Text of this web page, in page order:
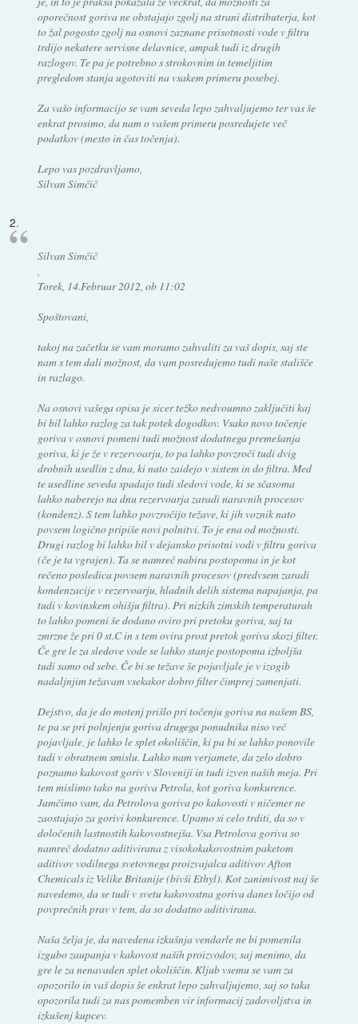
oporečnost goriva ne obstajajo zgolj na strani distributerja, kot
to žal pogosto zgolj na osnovi zaznane prisotnosti vode v filtru
trdijo nekatere servisne delavnice, ampak tudi iz drugih
razlogov. Te pa je potrebno s strokovnim in temeljitim
pregledom stanja ugotoviti na vsakem primeru posebej.
Za vašo informacijo se vam seveda lepo zahvaljujemo ter vas še
enkrat prosimo, da nam o vašem primeru posredujete več
podatkov (mesto in čas točenja).
Lepo vas pozdravljamo,
Silvan Simčič
2.
Silvan Simčič
,
Torek, 14.Februar 2012, ob 11:02
Spoštovani,
takoj na začetku se vam moramo zahvaliti za vaš dopis, saj ste
nam s tem dali možnost, da vam posredujemo tudi naše stališče
in razlago.
Na osnovi vašega opisa je sicer težko nedvoumno zaključiti kaj
bi bil lahko razlog za tak potek dogodkov. Vsako novo točenje
goriva v osnovi pomeni tudi možnost dodatnega premešanja
goriva, ki je že v rezervoarju, to pa lahko povzroči tudi dvig
drobnih usedlin z dna, ki nato zaidejo v sistem in do filtra. Med
te usedline seveda spadajo tudi sledovi vode, ki se sčasoma
lahko naberejo na dnu rezervoarja zaradi naravnih procesov
(kondenz). S tem lahko povzročijo težave, ki jih voznik nato
povsem logično pripiše novi polnitvi. To je ena od možnosti.
Drugi razlog bi lahko bil v dejansko prisotni vodi v filtru goriva
(če je ta vgrajen). Ta se namreč nabira postopoma in je kot
rečeno posledica povsem naravnih procesov (predvsem zaradi
kondenzacije v rezervoarju, hladnih delih sistema napajanja, pa
tudi v kovinskem ohišju filtra). Pri nizkih zimskih temperaturah
to lahko pomeni še dodano oviro pri pretoku goriva, saj ta
zmrzne že pri 0 st.C in s tem ovira prost pretok goriva skozi filter.
Če gre le za sledove vode se lahko stanje postopoma izboljša
tudi samo od sebe. Če bi se težave še pojavljale je v izogib
nadaljnjim težavam vsekakor dobro filter čimprej zamenjati.
Dejstvo, da je do motenj prišlo pri točenju goriva na našem BS,
te pa se pri polnjenju goriva drugega ponudnika niso več
pojavljale, je lahko le splet okoliščin, ki pa bi se lahko ponovile
tudi v obratnem smislu. Lahko nam verjamete, da zelo dobro
poznamo kakovost goriv v Sloveniji in tudi izven naših meja. Pri
tem mislimo tako na goriva Petrola, kot goriva konkurence.
Jamčimo vam, da Petrolova goriva po kakovosti v ničemer ne
zaostajajo za gorivi konkurence. Upamo si celo trditi, da so v
določenih lastnostih kakovostnejša. Vsa Petrolova goriva so
namreč dodatno aditivirana z visokokakovostnim paketom
aditivov vodilnega svetovnega proizvajalca aditivov Afton
Chemicals iz Velike Britanije (bivši Ethyl). Kot zanimivost naj še
navedemo, da se tudi v svetu kakovostna goriva danes ločijo od
povprečnih prav v tem, da so dodatno aditivirana.
Naša želja je, da navedena izkušnja vendarle ne bi pomenila
izgubo zaupanja v kakovost naših proizvodov, saj menimo, da
gre le za nenavaden splet okoliščin. Kljub vsemu se vam za
opozorilo in vaš dopis še enkrat lepo zahvaljujemo, saj so taka
opozorila tudi za nas pomemben vir informacij zadovoljstva in
izkušenj kupcev.